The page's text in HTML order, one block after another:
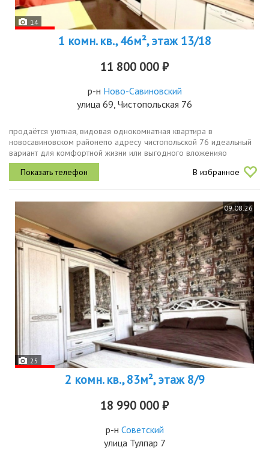
14
1 комн. кв., 46м², этаж 13/18
11 800 000 ₽
р-н Ново-Савиновский
улица 69, Чистопольская 76
продаётся уютная, видовая однокомнатная квартира в
новосавиновском районепо адресу чистопольской 76 идеальный
вариант для комфортной жизни или выгодного вложенияо
квартире общая площадь 46,2 м², комната 20 м², кухня 10.7 м²
этаж 1318 балкон 4 м....
В избранное
09.08.26
25
2 комн. кв., 83м², этаж 8/9
18 990 000 ₽
р-н Советский
улица Тулпар 7